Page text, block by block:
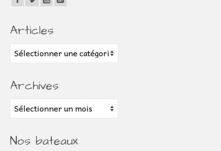
Articles
Articles
Archives
Archives
Nos bateaux